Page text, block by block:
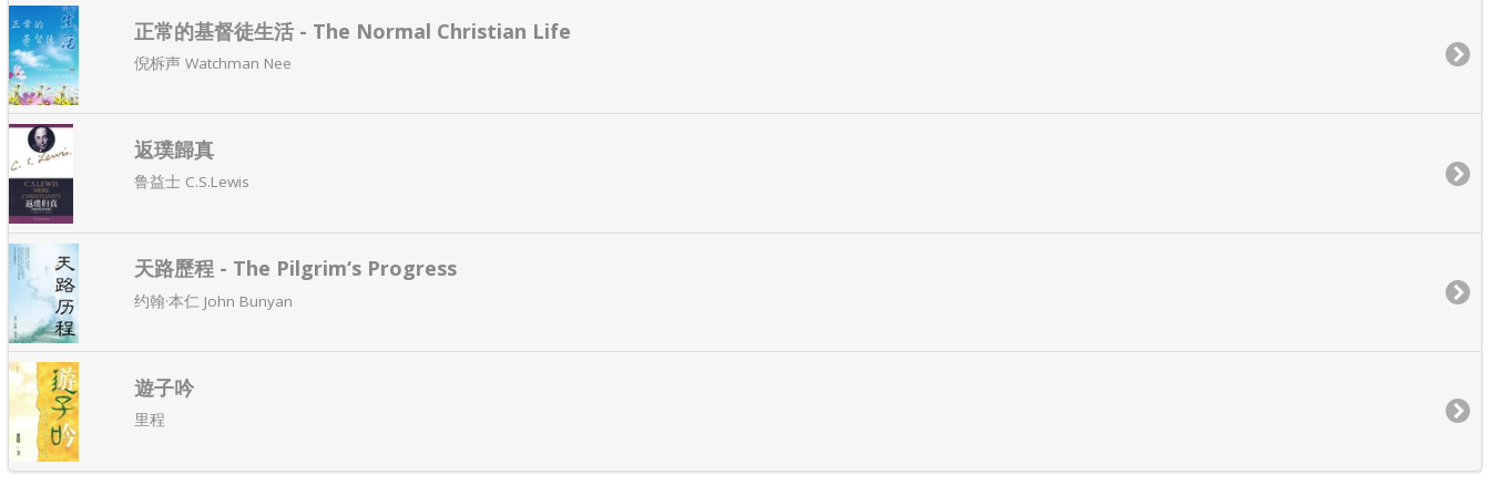
正常的基督徒生活 - The Normal Christian Life
倪柝声 Watchman Nee
返璞歸真
鲁益士 C.S.Lewis
天路歷程 - The Pilgrim‘s Progress
约翰·本仁 John Bunyan
遊子吟
里程